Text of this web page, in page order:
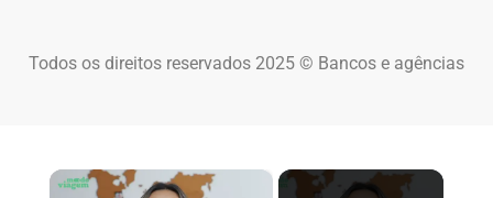
Todos os direitos reservados 2025 © Bancos e agências
×